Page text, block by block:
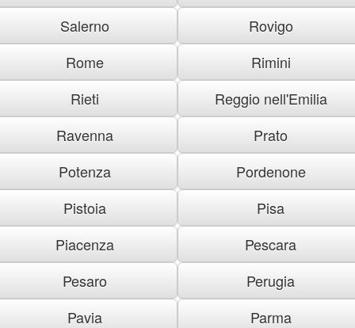
Salerno
Rovigo
Rome
Rimini
Rieti
Reggio nell'Emilia
Ravenna
Prato
Potenza
Pordenone
Pistoia
Pisa
Piacenza
Pescara
Pesaro
Perugia
Pavia
Parma